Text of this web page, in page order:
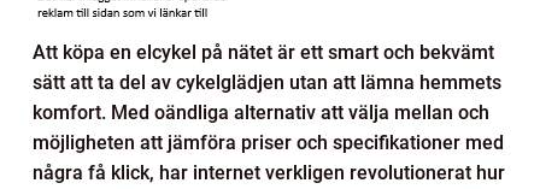
Att köpa en elcykel på nätet är ett smart och bekvämt
sätt att ta del av cykelglädjen utan att lämna hemmets
komfort. Med oändliga alternativ att välja mellan och
möjligheten att jämföra priser och specifikationer med
några få klick, har internet verkligen revolutionerat hur